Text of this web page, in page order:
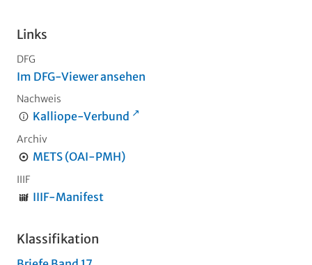
Links
DFG
Im DFG-Viewer ansehen
Nachweis
Kalliope-Verbund
Archiv
METS (OAI-PMH)
IIIF
IIIF-Manifest
Klassifikation